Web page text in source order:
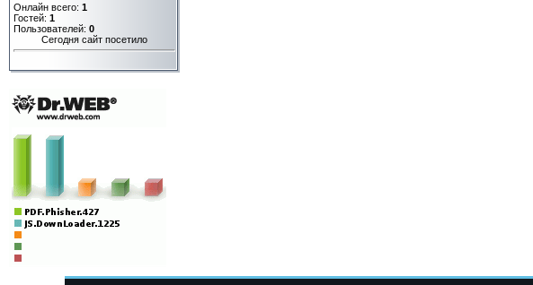
Онлайн всего: 1
Гостей: 1
Пользователей: 0
Сегодня сайт посетило